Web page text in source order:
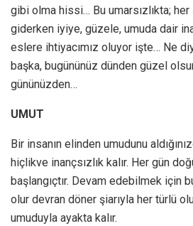
gibi olma hissi… Bu umarsızlıkta;
giderken iyiye, güzele, umuda dair
eslere ihtiyacımız oluyor işte… Ne
başka, bugününüz dünden güzel
gününüzden…
UMUT
Bir insanın elinden umudunu
hiçlikve inançsızlık kalır. Her gün
başlangıçtır. Devam edebilmek için
olur devran döner şiarıyla her türlü
umuduyla ayakta kalır.